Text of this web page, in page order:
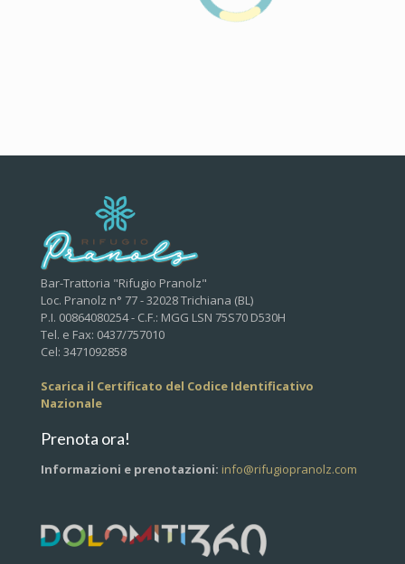
Bar-Trattoria "Rifugio Pranolz"
Loc. Pranolz n° 77 - 32028 Trichiana (BL)
P.I. 00864080254 - C.F.: MGG LSN 75S70 D530H
Tel. e Fax: 0437/757010
Cel: 3471092858
Scarica il Certificato del Codice Identificativo
Nazionale
Prenota ora!
Informazioni e prenotazioni: info@rifugiopranolz.com